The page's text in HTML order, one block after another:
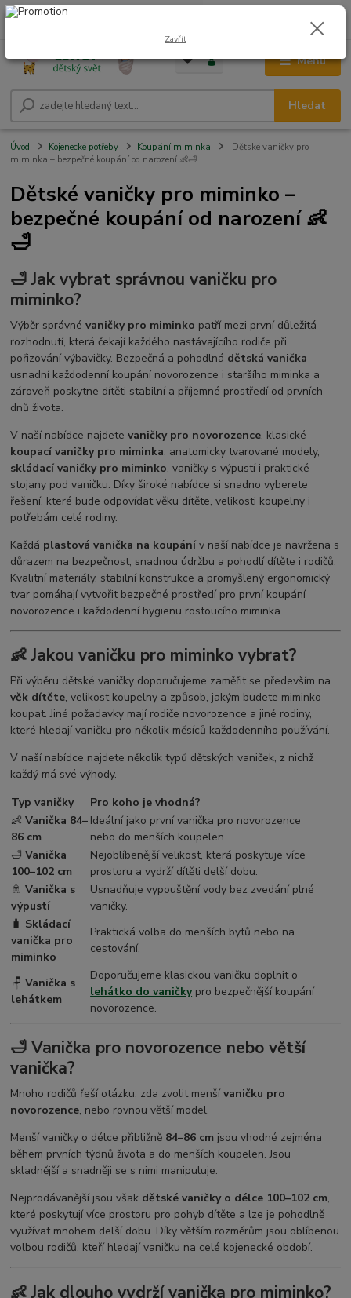
Menu
Hledat
+420 604 278 943 0,00 Kč
Úvod Kojenecké potřeby Koupání miminka
Dětské vaničky pro
miminka – bezpečné koupání od narození 👶🛁
Dětské vaničky pro miminko –
bezpečné koupání od narození 👶
🛁
🛁 Jak vybrat správnou vaničku pro
miminko?
Výběr správnévaničky pro miminko patří mezi první důležitá
rozhodnutí, která čekají každého nastávajícího rodiče při
pořizování výbavičky. Bezpečná a pohodlná dětská vanička
usnadní každodenní koupání novorozence i staršího miminka a
zároveň poskytne dítěti stabilní a příjemné prostředí od prvních
dnů života.
V naší nabídce najdetevaničky pro novorozence, klasické
koupací vaničky pro miminka, anatomicky tvarované modely,
skládací vaničky pro miminko, vaničky s výpustí i praktické
stojany pod vaničku. Díky široké nabídce si snadno vyberete
řešení, které bude odpovídat věku dítěte, velikosti koupelny i
potřebám celé rodiny.
Každá plastová vanička na koupání v naší nabídce je navržena s
důrazem na bezpečnost, snadnou údržbu a pohodlí dítěte i rodičů.
Kvalitní materiály, stabilní konstrukce a promyšlený ergonomický
tvar pomáhají vytvořit bezpečné prostředí pro první koupání
novorozence i každodenní hygienu rostoucího miminka.
👶 Jakou vaničku pro miminko vybrat?
Při výběru dětské vaničky doporučujeme zaměřit se především na
věk dítěte, velikost koupelny a způsob, jakým budete miminko
koupat. Jiné požadavky mají rodiče novorozence a jiné rodiny,
které hledají vaničku pro několik měsíců každodenního používání.
V naší nabídce najdete několik typů dětských vaniček, z nichž
každý má své výhody.
Typ vaničky
Pro koho je vhodná?
👶Vanička 84–
86 cm
Ideální jako první vanička pro novorozence
nebo do menších koupelen.
🛁Vanička
100–102 cm
Nejoblíbenější velikost, která poskytuje více
prostoru a vydrží dítěti delší dobu.
🚿Vanička s
výpustí
Usnadňuje vypouštění vody bez zvedání plné
vaničky.
🧳 Skládací
vanička pro
miminko
Praktická volba do menších bytů nebo na
cestování.
🪑Vanička s
lehátkem
Doporučujeme klasickou vaničku doplnit o
lehátko do vaničkypro bezpečnější koupání
novorozence.
🛁 Vanička pro novorozence nebo větší
vanička?
Mnoho rodičů řeší otázku, zda zvolit menšívaničku pro
novorozence, nebo rovnou větší model.
Menší vaničky o délce přibližně 84–86 cm jsou vhodné zejména
během prvních týdnů života a do menších koupelen. Jsou
skladnější a snadněji se s nimi manipuluje.
Nejprodávanější jsou však dětské vaničky o délce 100–102 cm,
které poskytují více prostoru pro pohyb dítěte a lze je pohodlně
využívat mnohem delší dobu. Díky větším rozměrům jsou oblíbenou
volbou rodičů, kteří hledají vaničku na celé kojenecké období.
👶 Jak dlouho vydrží vanička pro miminko?
Zavřít